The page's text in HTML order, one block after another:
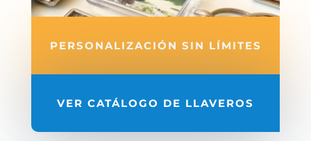
PERSONALIZACIÓN SIN LÍMITES
VER CATÁLOGO DE LLAVEROS